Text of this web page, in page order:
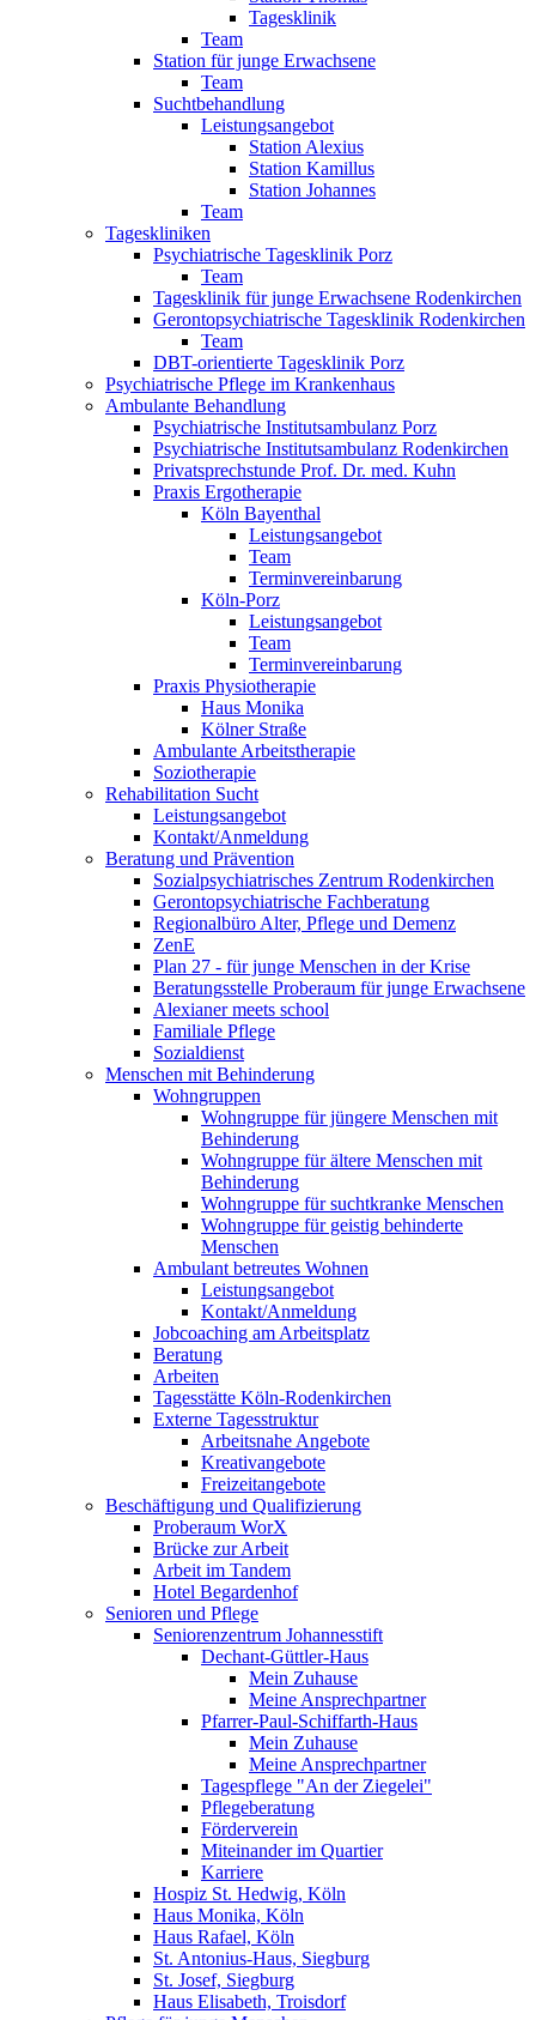
Tagesklinik
Team
Station für junge Erwachsene
Team
Suchtbehandlung
Leistungsangebot
Station Alexius
Station Kamillus
Station Johannes
Team
Tageskliniken
Psychiatrische Tagesklinik Porz
Team
Tagesklinik für junge Erwachsene Rodenkirchen
Gerontopsychiatrische Tagesklinik Rodenkirchen
Team
DBT-orientierte Tagesklinik Porz
Psychiatrische Pflege im Krankenhaus
Ambulante Behandlung
Psychiatrische Institutsambulanz Porz
Psychiatrische Institutsambulanz Rodenkirchen
Privatsprechstunde Prof. Dr. med. Kuhn
Praxis Ergotherapie
Köln Bayenthal
Leistungsangebot
Team
Terminvereinbarung
Köln-Porz
Leistungsangebot
Team
Terminvereinbarung
Praxis Physiotherapie
Haus Monika
Kölner Straße
Ambulante Arbeitstherapie
Soziotherapie
Rehabilitation Sucht
Leistungsangebot
Kontakt/Anmeldung
Beratung und Prävention
Sozialpsychiatrisches Zentrum Rodenkirchen
Gerontopsychiatrische Fachberatung
Regionalbüro Alter, Pflege und Demenz
ZenE
Plan 27 - für junge Menschen in der Krise
Beratungsstelle Proberaum für junge Erwachsene
Alexianer meets school
Familiale Pflege
Sozialdienst
Menschen mit Behinderung
Wohngruppen
Wohngruppe für jüngere Menschen mit
Behinderung
Wohngruppe für ältere Menschen mit
Behinderung
Wohngruppe für suchtkranke Menschen
Wohngruppe für geistig behinderte
Menschen
Ambulant betreutes Wohnen
Leistungsangebot
Kontakt/Anmeldung
Jobcoaching am Arbeitsplatz
Beratung
Arbeiten
Tagesstätte Köln-Rodenkirchen
Externe Tagesstruktur
Arbeitsnahe Angebote
Kreativangebote
Freizeitangebote
Beschäftigung und Qualifizierung
Proberaum WorX
Brücke zur Arbeit
Arbeit im Tandem
Hotel Begardenhof
Senioren und Pflege
Seniorenzentrum Johannesstift
Dechant-Güttler-Haus
Mein Zuhause
Meine Ansprechpartner
Pfarrer-Paul-Schiffarth-Haus
Mein Zuhause
Meine Ansprechpartner
Tagespflege "An der Ziegelei"
Pflegeberatung
Förderverein
Miteinander im Quartier
Karriere
Hospiz St. Hedwig, Köln
Haus Monika, Köln
Haus Rafael, Köln
St. Antonius-Haus, Siegburg
St. Josef, Siegburg
Haus Elisabeth, Troisdorf